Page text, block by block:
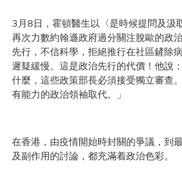
3月8日，霍頓醫生以〈是時候提問及汲
再次力數約翰遜政府過分關注脫歐的政
先行，不信科學，拒絕推行在社區鏟除
遲疑緩慢。這是政治先行的代價！他說
什麼，這些政策部長必須接受獨立審查
有能力的政治領袖取代。」
在香港，由疫情開始時封關的爭議，到
及副作用的討論，都充滿着政治色彩。